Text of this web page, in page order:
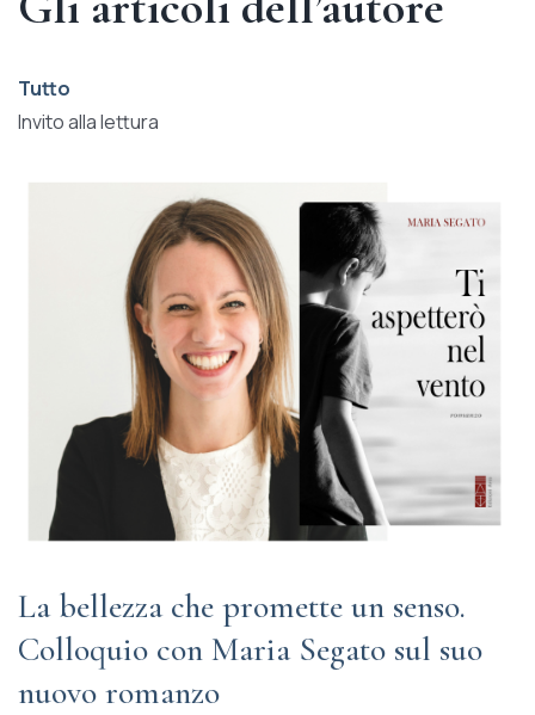
Tutto
Invito alla lettura
La bellezza che promette un senso.
Colloquio con Maria Segato sul suo
nuovo romanzo